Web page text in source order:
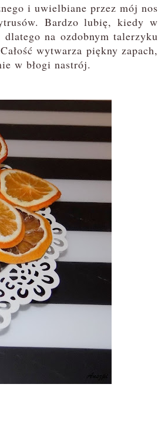
i uwielbiane przez mój nos
Bardzo lubię, kiedy w
dlatego na ozdobnym talerzyku
wytwarza piękny zapach,
w błogi nastrój.